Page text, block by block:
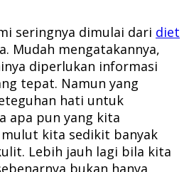
seringnya dimulai dari diet
Mudah mengatakannya,
diperlukan informasi
tepat. Namun yang
hati untuk
apa pun yang kita
kita sedikit banyak
Lebih jauh lagi bila kita
bukan hanya